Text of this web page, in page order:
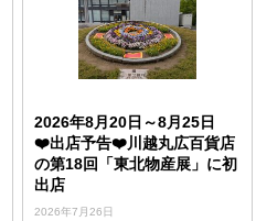
2026年8月20日～8月25日
❤️出店予告❤️川越丸広百貨店
の第18回「東北物産展」に初
出店
2026年7月26日